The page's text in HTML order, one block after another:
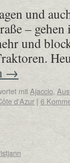
und
–
und
→
mit Ajaccio,
d'Azur | 6